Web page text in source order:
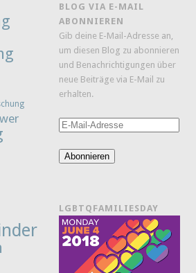
BLOG VIA E-MAIL
ABONNIEREN
Gib deine E-Mail-Adresse an,
um diesen Blog zu abonnieren
und Benachrichtigungen über
neue Beiträge via E-Mail zu
erhalten.
E-
Adresse
Abonnieren
LGBTQFAMILIESDAY